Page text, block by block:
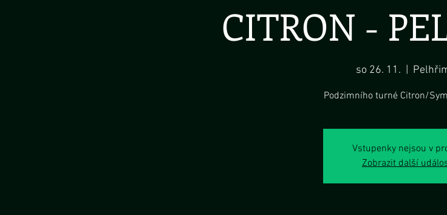
CITRON -
so 26. 11.
Podzimního turné Citron/
Vstupenky nejsou v
Zobrazit další